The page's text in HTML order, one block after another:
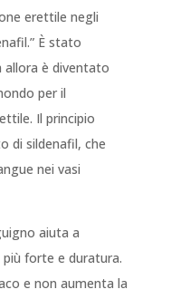
erettile negli
È stato
allora è diventato
per il
Il principio
di sildenafil, che
nei vasi
aiuta a
più forte e duratura.
e non aumenta la